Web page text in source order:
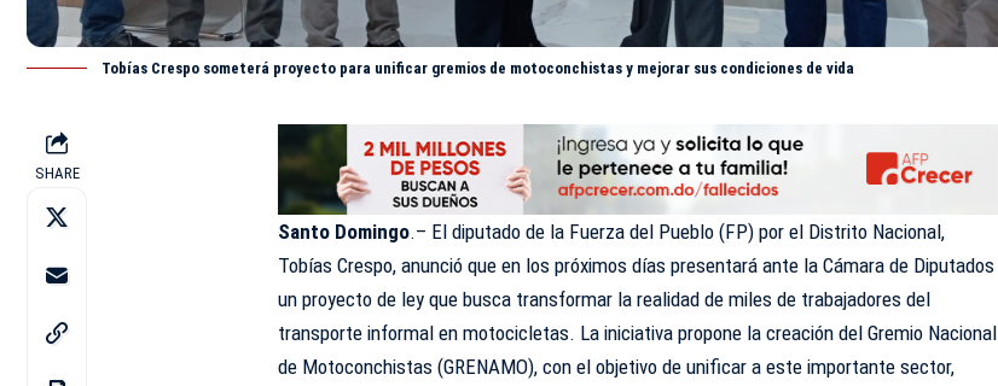
Tobías Crespo someterá proyecto para unificar gremios de motoconchistas y mejorar sus condiciones de vida
SHARE
Santo Domingo.– El diputado de la Fuerza del Pueblo (FP) por el Distrito Nacional,
Tobías Crespo, anunció que en los próximos días presentará ante la Cámara de Diputados
un proyecto de ley que busca transformar la realidad de miles de trabajadores del
transporte informal en motocicletas. La iniciativa propone la creación del Gremio Nacional
de Motoconchistas (GRENAMO), con el objetivo de unificar a este importante sector,